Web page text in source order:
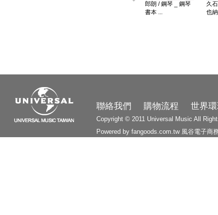
郎朗 / 鋼琴 _ 鋼琴
書本 ...
久
也
聯絡我們 購物流程 世界
Copyright © 2011 Universal Music All
Powered by fangoods.com.tw 風谷電子商